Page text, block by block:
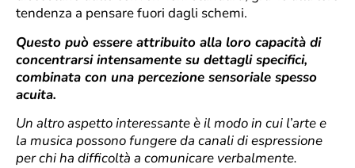
tendenza a pensare fuori dagli schemi.
Questo può essere attribuito alla loro capacità di
concentrarsi intensamente su dettagli specifici,
combinata con una percezione sensoriale spesso
acuita.
Un altro aspetto interessante è il modo in cui l’arte e
la musica possono fungere da canali di espressione
per chi ha difficoltà a comunicare verbalmente.